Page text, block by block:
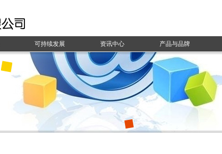
可持续发展 资讯中心 产品与品牌